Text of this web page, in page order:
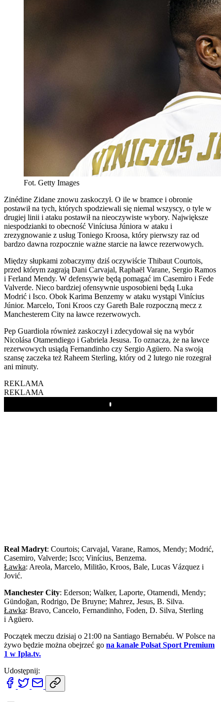
Fot. Getty Images
Zinédine Zidane znowu zaskoczył. O ile w bramce i obronie
postawił na tych, których spodziewali się niemal wszyscy, o tyle w
drugiej linii i ataku postawił na nieoczywiste wybory. Największe
niespodzianki to obecność Viníciusa Júniora w ataku i
zrezygnowanie z usług Toniego Kroosa, który pierwszy raz od
bardzo dawna rozpocznie ważne starcie na ławce rezerwowych.
Między słupkami zobaczymy dziś oczywiście Thibaut Courtois,
przed którym zagrają Dani Carvajal, Raphaël Varane, Sergio Ramos
i Ferland Mendy. W defensywie będą pomagać im Casemiro i Fede
Valverde. Nieco bardziej ofensywnie usposobieni będą Luka
Modrić i Isco. Obok Karima Benzemy w ataku wystąpi Vinícius
Júnior. Marcelo, Toni Kroos czy Gareth Bale rozpoczną mecz z
Manchesterem City na ławce rezerwowych.
Pep Guardiola również zaskoczył i zdecydował się na wybór
Nicolása Otamendiego i Gabriela Jesusa. To oznacza, że na ławce
rezerwowych usiądą Fernandinho czy Sergio Agüero. Na swoją
szansę zaczeka też Raheem Sterling, który od 2 lutego nie rozegrał
ani minuty.
REKLAMA
REKLAMA
Play
Real Madryt: Courtois; Carvajal, Varane, Ramos, Mendy; Modrić,
Casemiro, Valverde; Isco; Vinícius, Benzema.
Ławka: Areola, Marcelo, Militão, Kroos, Bale, Lucas Vázquez i
Jović.
Manchester City: Ederson; Walker, Laporte, Otamendi, Mendy;
Gündoğan, Rodrigo, De Bruyne; Mahrez, Jesus, B. Silva.
Ławka: Bravo, Cancelo, Fernandinho, Foden, D. Silva, Sterling
i Agüero.
Początek meczu dzisiaj o 21:00 na Santiago Bernabéu. W Polsce na
żywo będzie można obejrzeć go na kanale Polsat Sport Premium
1 w Ipla.tv.
Udostępnij: